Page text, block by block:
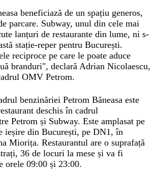
beneficiază de un spațiu generos,
parcare. Subway, unul din cele mai
lanțuri de restaurante din lume, ni s-
stație-reper pentru București.
reciproce pe care le poate aduce
branduri", declară Adrian Nicolaescu,
OMV Petrom.
benzinăriei Petrom Băneasa este
deschis în cadrul
Petrom și Subway. Este amplasat pe
ieșire din București, pe DN1, în
Miorița. Restaurantul are o suprafață
36 de locuri la mese și va fi
orele 09:00 și 23:00.